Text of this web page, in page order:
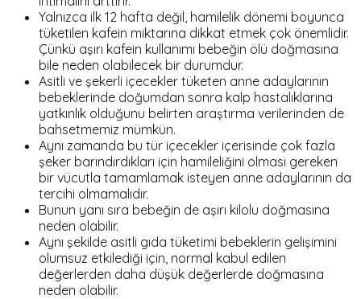
Yalnızca ilk 12 hafta değil, hamilelik dönemi boyunca
tüketilen kafein miktarına dikkat etmek çok önemlidir.
Çünkü aşırı kafein kullanımı bebeğin ölü doğmasına
bile neden olabilecek bir durumdur.
Asitli ve şekerli içecekler tüketen anne adaylarının
bebeklerinde doğumdan sonra kalp hastalıklarına
yatkınlık olduğunu belirten araştırma verilerinden de
bahsetmemiz mümkün.
Aynı zamanda bu tür içecekler içerisinde çok fazla
şeker barındırdıkları için hamileliğini olması gereken
bir vücutla tamamlamak isteyen anne adaylarının da
tercihi olmamalıdır.
Bunun yanı sıra bebeğin de aşırı kilolu doğmasına
neden olabilir.
Aynı şekilde asitli gıda tüketimi bebeklerin gelişimini
olumsuz etkilediği için, normal kabul edilen
değerlerden daha düşük değerlerde doğmasına
neden olabilir.